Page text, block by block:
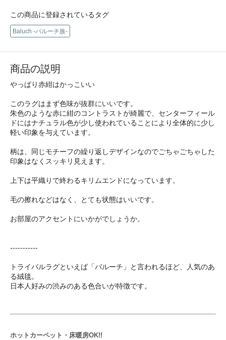
この商品に登録されているタグ
Baluch -バルーチ族-
商品の説明
やっぱり赤紺はかっこいい
このラグはまず色味が抜群にいいです。
朱色のような赤に紺のコントラストが綺麗で、センターフィール
ドにはナチュラル色が少し使われていることにより全体的に少し
軽い印象を与えています。
柄は、同じモチーフの繰り返しデザインなのでごちゃごちゃした
印象はなくスッキリ見えます。
上下は平織りで終わるキリムエンドになっています。
毛の擦れなどはなく、とても状態はいいです。
お部屋のアクセントにいかがでしょうか。
-----------
トライバルラグといえば「バルーチ」と言われるほど、人気のあ
る絨毯。
日本人好みの渋みのある色合いが特徴です。
ホットカーペット・床暖房OK!!